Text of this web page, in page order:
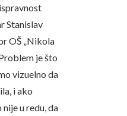
Stanislav
OŠ „Nikola
je što
vizuelno da
i ako
u redu, da